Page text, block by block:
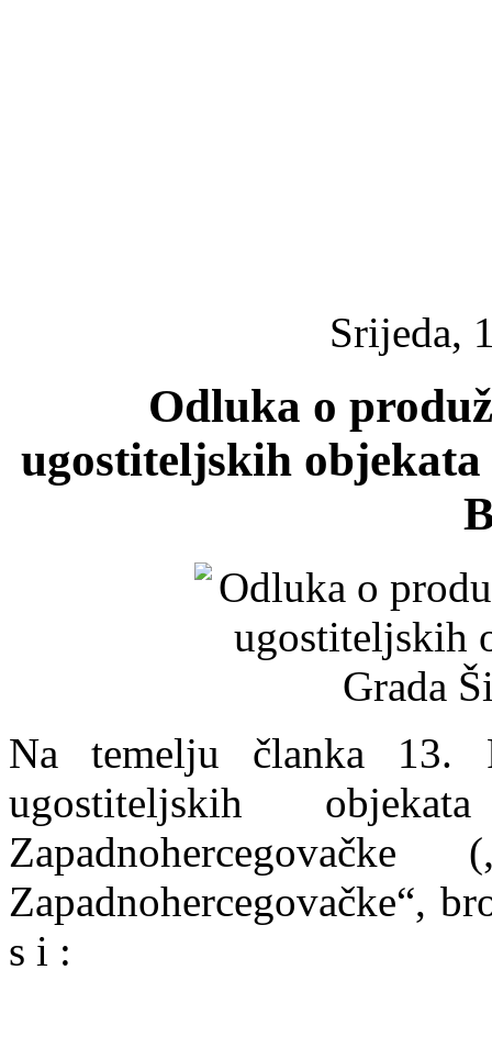
Srijeda,
Odluka o
ugostiteljskih
Na temelju članka 13.
ugostiteljskih
Zapadnohercegovačke“,
s i :